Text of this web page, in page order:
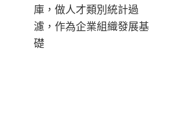
庫，做人才類別統計過
濾，作為企業組織發展基
礎